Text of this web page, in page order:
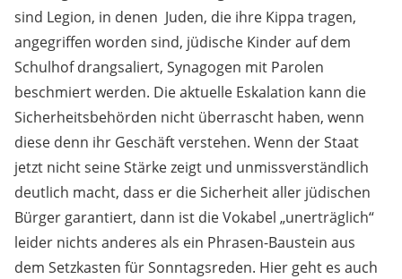
sind Legion, in denen Juden, die ihre Kippa tragen,
angegriffen worden sind, jüdische Kinder auf dem
Schulhof drangsaliert, Synagogen mit Parolen
beschmiert werden. Die aktuelle Eskalation kann die
Sicherheitsbehörden nicht überrascht haben, wenn
diese denn ihr Geschäft verstehen. Wenn der Staat
jetzt nicht seine Stärke zeigt und unmissverständlich
deutlich macht, dass er die Sicherheit aller jüdischen
Bürger garantiert, dann ist die Vokabel „unerträglich“
leider nichts anderes als ein Phrasen-Baustein aus
dem Setzkasten für Sonntagsreden. Hier geht es auch